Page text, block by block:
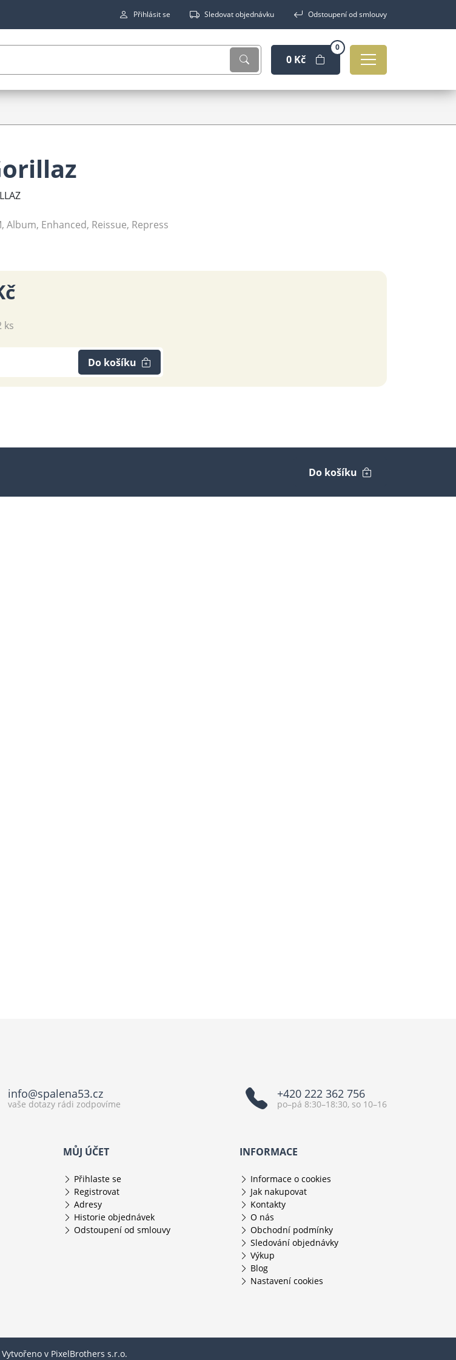
Přihlásit se Sledovat objednávku Odstoupení od smlouvy
0 Kč
0
Album, Enhanced, Reissue, Repress
ks
Do košíku
Do košíku
info@spalena53.cz
vaše dotazy rádi zodpovíme
+420 222 362 756
po–pá 8:30–18:30, so 10–16
MŮJ ÚČET
Přihlaste se
Registrovat
Adresy
Historie objednávek
Odstoupení od smlouvy
INFORMACE
Informace o cookies
Jak nakupovat
Kontakty
O nás
Obchodní podmínky
Sledování objednávky
Výkup
Blog
Nastavení cookies
v PixelBrothers s.r.o.